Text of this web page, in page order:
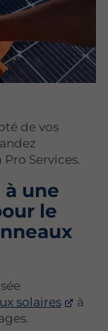
de vos
Services.
une
le
solaires
à